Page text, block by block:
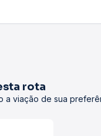
rota
a viação de sua